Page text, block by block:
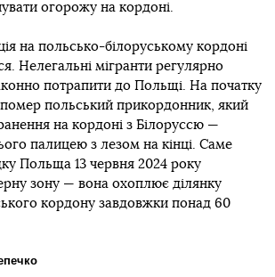
огорожу на кордоні.
на польсько-білоруському кордоні
Нелегальні мігранти регулярно
потрапити до Польщі. На початку
польський прикордонник, який
на кордоні з Білоруссю —
палицею з лезом на кінці. Саме
Польща 13 червня 2024 року
зону — вона охоплює ділянку
кордону завдовжки понад 60